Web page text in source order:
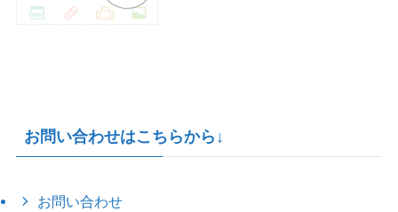
お問い合わせはこちらから↓
お問い合わせ